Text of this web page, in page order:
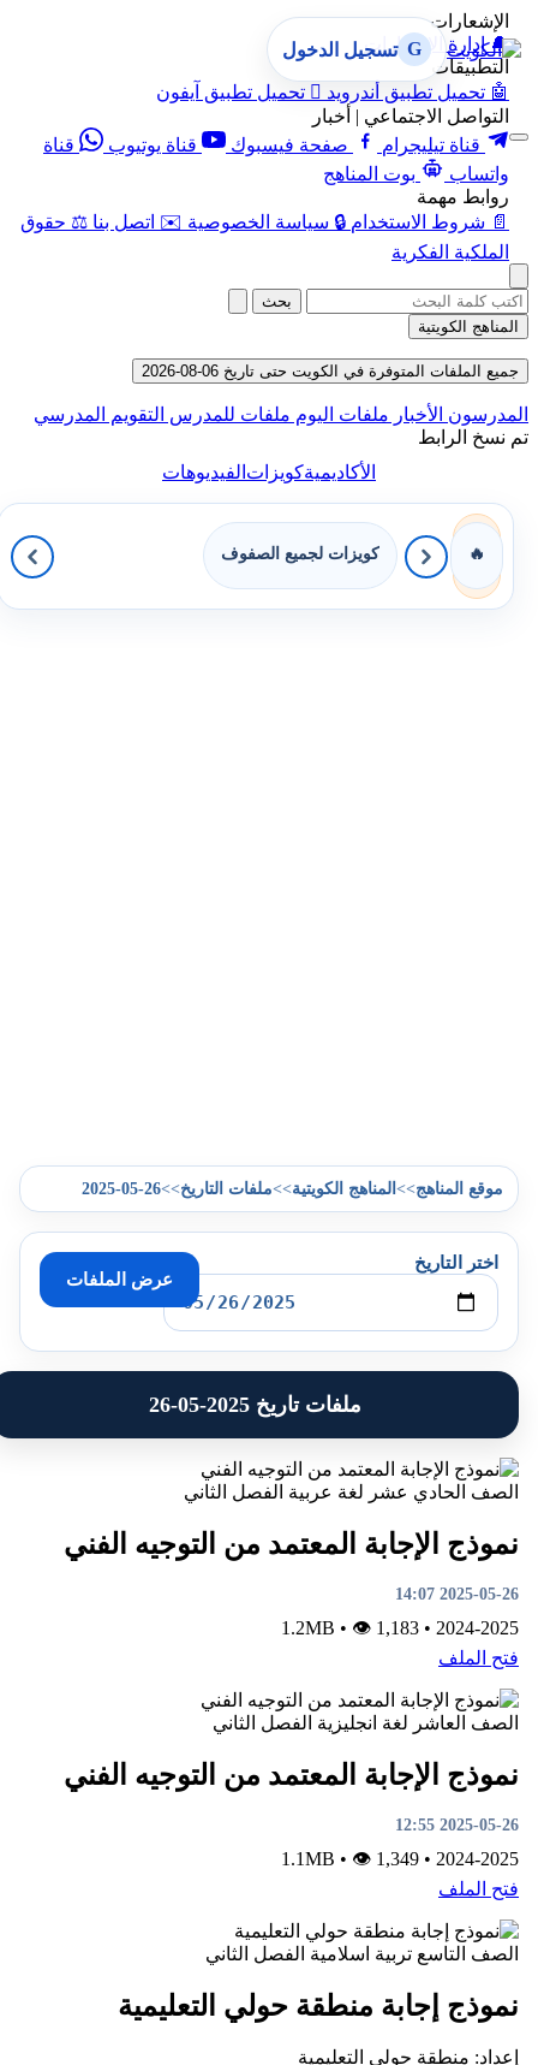
الإشعارات
🔔 إدارة الإشعارات
التطبيقات
🤖 تحميل تطبيق أندرويد 
تحميل تطبيق آيفون
التواصل الاجتماعي | أخبار
قناة تيليجرام
صفحة فيسبوك قناة يوتيوب
قناة
واتساب
بوت المناهج
روابط مهمة
📄
شروط الاستخدام 🔒 سياسة الخصوصية ✉️ اتصل بنا ⚖️ حقوق
الملكية الفكرية
G تسجيل الدخول
بحث
المناهج الكويتية
جميع الملفات المتوفرة في الكويت حتى تاريخ 06-08-2026
المدرسونالأخبار ملفات اليومملفات للمدرس التقويم المدرسي
تم نسخ الرابط
الأكاديميةكويزاتالفيديوهات
🔥 كويزات لجميع الصفوف
موقع المناهج>>المناهج الكويتية>>ملفات التاريخ>>
2025-05-26
اختر التاريخ
عرض الملفات
ملفات تاريخ 2025-05-26
الصف الحادي عشر لغة عربية الفصل الثاني
نموذج الإجابة المعتمد من التوجيه الفني
2025-05-26 14:07
2024-2025
•
1.2MB
•👁 1,183
فتح الملف
الصف العاشر لغة انجليزية الفصل الثاني
نموذج الإجابة المعتمد من التوجيه الفني
2025-05-26 12:55
2024-2025
•
1.1MB
•👁 1,349
فتح الملف
الصف التاسع تربية اسلامية الفصل الثاني
نموذج إجابة منطقة حولي التعليمية
إعداد: منطقة حولي التعليمية